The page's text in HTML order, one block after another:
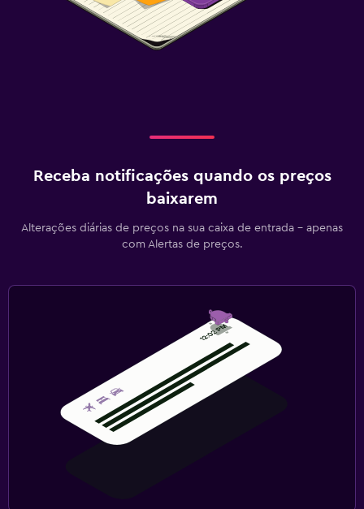
Receba notificações quando os preços
baixarem
Alterações diárias de preços na sua caixa de entrada - apenas
com Alertas de preços.